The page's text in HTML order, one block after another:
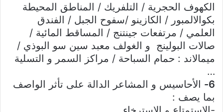
الكهوف الحجرية / التلفريك / المناطق المحيطة
بكوالالمبور / الكازينو /سفوح الجبل / الفندق
العلمي / مرتفعات جينتنج / المساقط المائية /
صالات البولينج و الغولف معبد سين سو البوذي /
ميمالاند : حمام السباحة / مراكز السمر و التسلية
…
6-
الأحاسيس و المشاعر الدالة على تأثر الواصف
بما يصف :